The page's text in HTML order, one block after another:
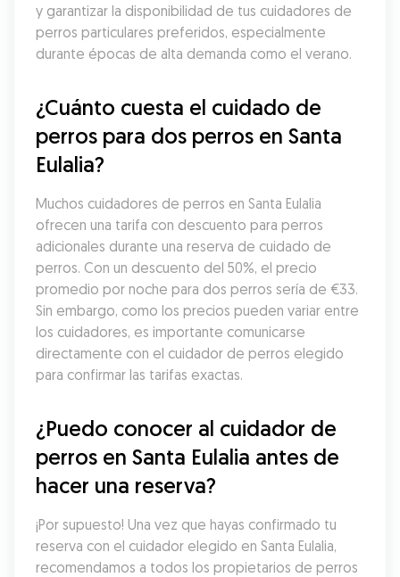
y garantizar la disponibilidad de tus cuidadores de
perros particulares preferidos, especialmente
durante épocas de alta demanda como el verano.
¿Cuánto cuesta el cuidado de
perros para dos perros en Santa
Eulalia?
Muchos cuidadores de perros en Santa Eulalia
ofrecen una tarifa con descuento para perros
adicionales durante una reserva de cuidado de
perros. Con un descuento del 50%, el precio
promedio por noche para dos perros sería de €33.
Sin embargo, como los precios pueden variar entre
los cuidadores, es importante comunicarse
directamente con el cuidador de perros elegido
para confirmar las tarifas exactas.
¿Puedo conocer al cuidador de
perros en Santa Eulalia antes de
hacer una reserva?
¡Por supuesto! Una vez que hayas confirmado tu
reserva con el cuidador elegido en Santa Eulalia,
recomendamos a todos los propietarios de perros